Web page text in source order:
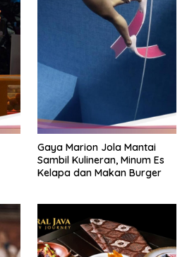
Gaya Marion Jola Mantai
Sambil Kulineran, Minum Es
Kelapa dan Makan Burger